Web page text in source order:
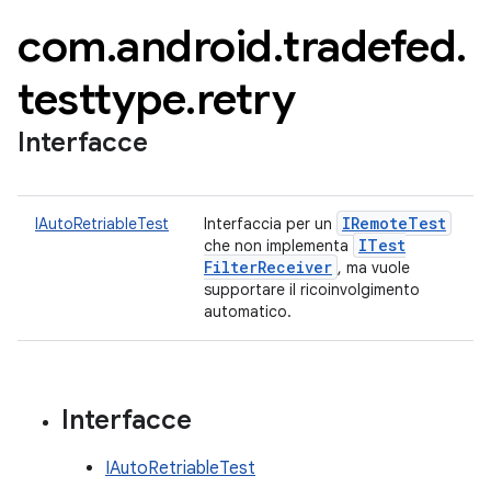
com.android.tradefed.
testtype.retry
Interfacce
IAutoRetriableTest Interfaccia per un IRemoteTest
che non implementa
ITest
FilterReceiver , ma vuole
supportare il ricoinvolgimento
automatico.
Interfacce
IAutoRetriableTest